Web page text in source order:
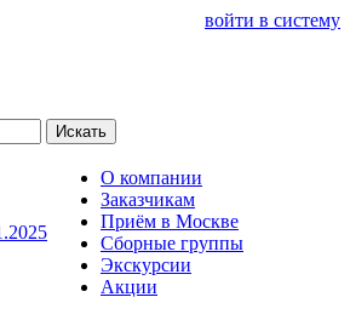
войти в систему
Искать
О компании
Заказчикам
Приём в Москве
Сборные группы
Экскурсии
Акции